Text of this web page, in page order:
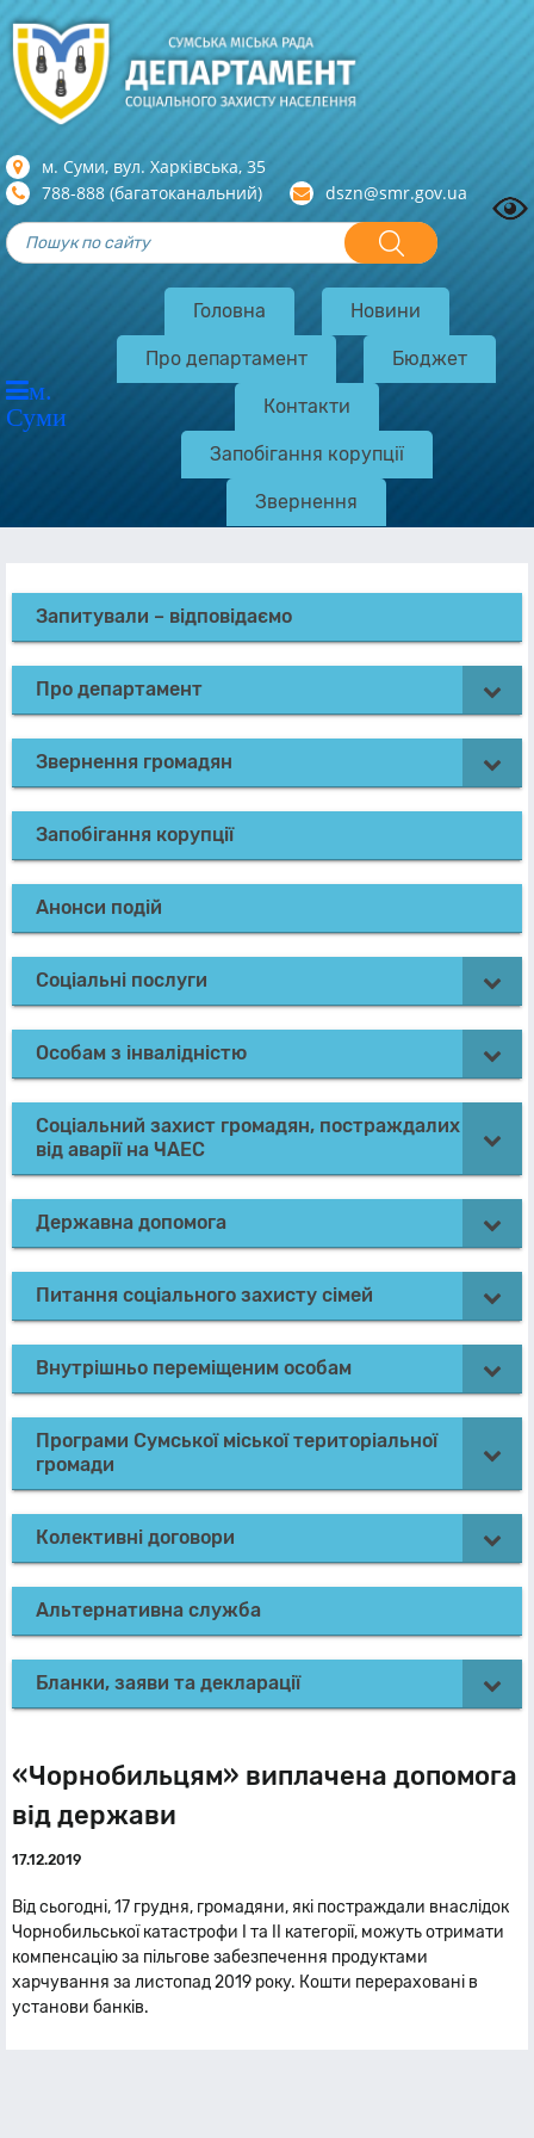
м. Суми, вул. Харкiвська, 35
788-888 (багатоканальний)
dszn@smr.gov.ua
м.
Суми
Головна Новини
Про департамент Бюджет
Контакти
Запобігання корупції
Звернення
Запитували – відповідаємо
Про департамент
Звернення громадян
Запобігання корупції
Анонси подій
Соціальні послуги
Особам з інвалідністю
Соціальний захист громадян, постраждалих
від аварії на ЧАЕС
Державна допомога
Питання соціального захисту сімей
Внутрішньо переміщеним особам
Програми Сумської міської територіальної
громади
Колективні договори
Альтернативна служба
Бланки, заяви та декларації
«Чорнобильцям» виплачена допомога
від держави
17.12.2019
Від сьогодні, 17 грудня, громадяни, які постраждали внаслідок
Чорнобильської катастрофи І та ІІ категорії, можуть отримати
компенсацію за пільгове забезпечення продуктами
харчування за листопад 2019 року. Кошти перераховані в
установи банків.